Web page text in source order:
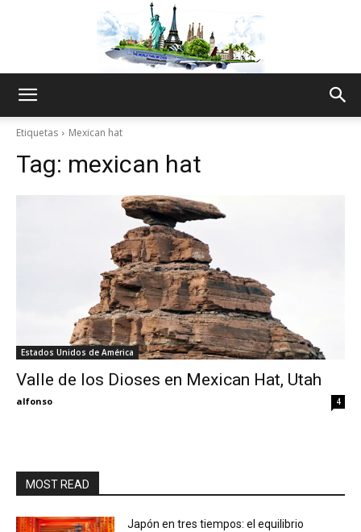
Thru
My
Etiquetas Mexican hat
Tag: mexican hat
Estados Unidos de América
Valle de los Dioses en Mexican Hat, Utah
alfonso 4
MOST READ
Japón en tres tiempos: el equilibrio